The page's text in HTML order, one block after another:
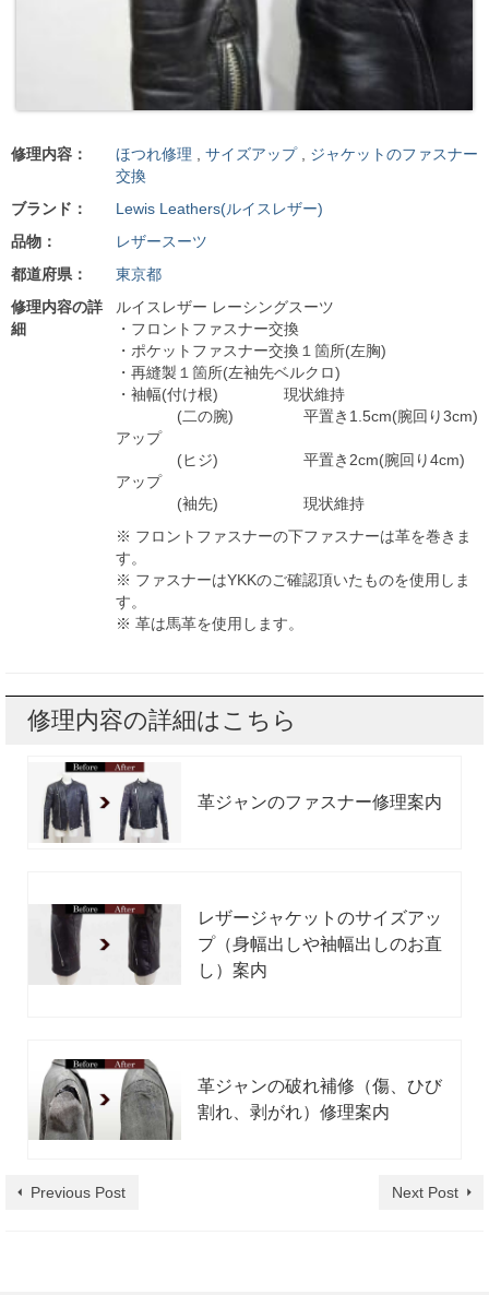
修理内容： ほつれ修理 サイズアップ, ジャケットのファスナー
交換
ブランド：
Lewis Leathers(ルイスレザー)
品物：
レザースーツ
都道府県：
東京都
修理内容の詳
細
ルイスレザー レーシングスーツ
・フロントファスナー交換
・ポケットファスナー交換１箇所(左胸)
・再縫製１箇所(左袖先ベルクロ)
・袖幅(付け根) 現状維持
(二の腕) 平置き1.5cm(腕回り3cm)
アップ
(ヒジ) 平置き2cm(腕回り4cm)
アップ
(袖先) 現状維持
※ フロントファスナーの下ファスナーは革を巻きま
す。
※ ファスナーはYKKのご確認頂いたものを使用しま
す。
※ 革は馬革を使用します。
修理内容の詳細はこちら
革ジャンのファスナー修理案内
レザージャケットのサイズアッ
プ（身幅出しや袖幅出しのお直
し）案内
革ジャンの破れ補修（傷、ひび
割れ、剥がれ）修理案内
Previous Post Next Post